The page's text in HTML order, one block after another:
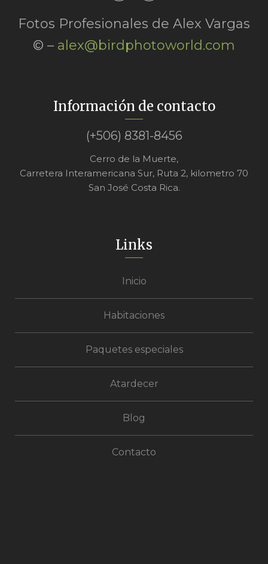
Fotos Profesionales de Alex Vargas
© – alex@birdphotoworld.com
Información de contacto
(+506) 8381-8456
Cerro de la Muerte,
Carretera Interamericana Sur, Ruta 2, kilometro 70
San José Costa Rica.
Links
Inicio
Habitaciones
Paquetes especiales
Atardecer
Blog
Contacto